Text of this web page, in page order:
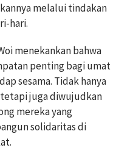
melalui tindakan
hari.
menekankan bahwa
penting bagi umat
sesama. Tidak hanya
juga diwujudkan
mereka yang
solidaritas di